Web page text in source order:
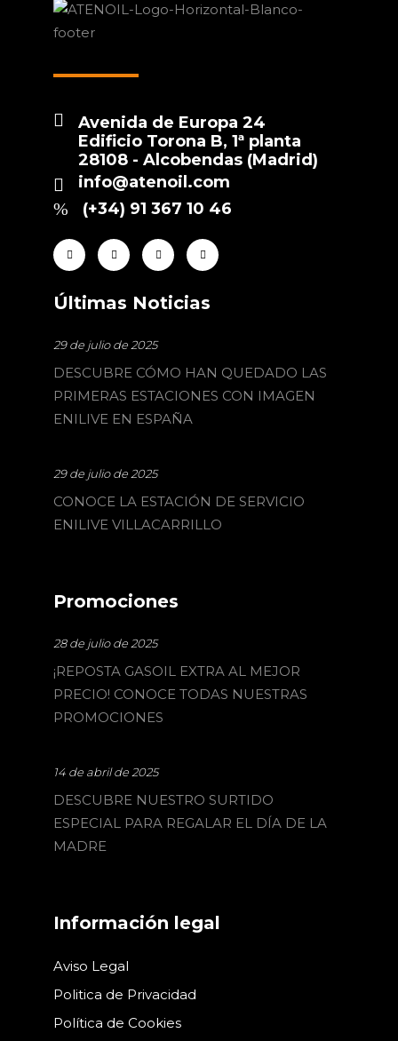
Avenida de Europa 24
Edificio Torona B, 1ª planta
28108 - Alcobendas (Madrid)
info@atenoil.com
(+34) 91 367 10 46
Últimas Noticias
29 de julio de 2025
DESCUBRE CÓMO HAN QUEDADO LAS
PRIMERAS ESTACIONES CON IMAGEN
ENILIVE EN ESPAÑA
29 de julio de 2025
CONOCE LA ESTACIÓN DE SERVICIO
ENILIVE VILLACARRILLO
Promociones
28 de julio de 2025
¡REPOSTA GASOIL EXTRA AL MEJOR
PRECIO! CONOCE TODAS NUESTRAS
PROMOCIONES
14 de abril de 2025
DESCUBRE NUESTRO SURTIDO
ESPECIAL PARA REGALAR EL DÍA DE LA
MADRE
Información legal
Aviso Legal
Politica de Privacidad
Política de Cookies